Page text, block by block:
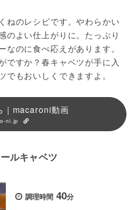
ねのレシピです。やわらかい
のよい仕上がりに。たっぷり
のに食べ応えがあります。
ですか？春キャベツが手に入
でもおいしくできますよ。
｜macaroni動画
ni.jp
ルキャベツ
調理時間 40分